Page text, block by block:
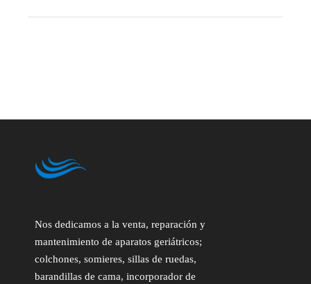
Nos dedicamos a la venta, reparación y
mantenimiento de aparatos geriátricos;
colchones, somieres, sillas de ruedas,
barandillas de cama, incorporador de